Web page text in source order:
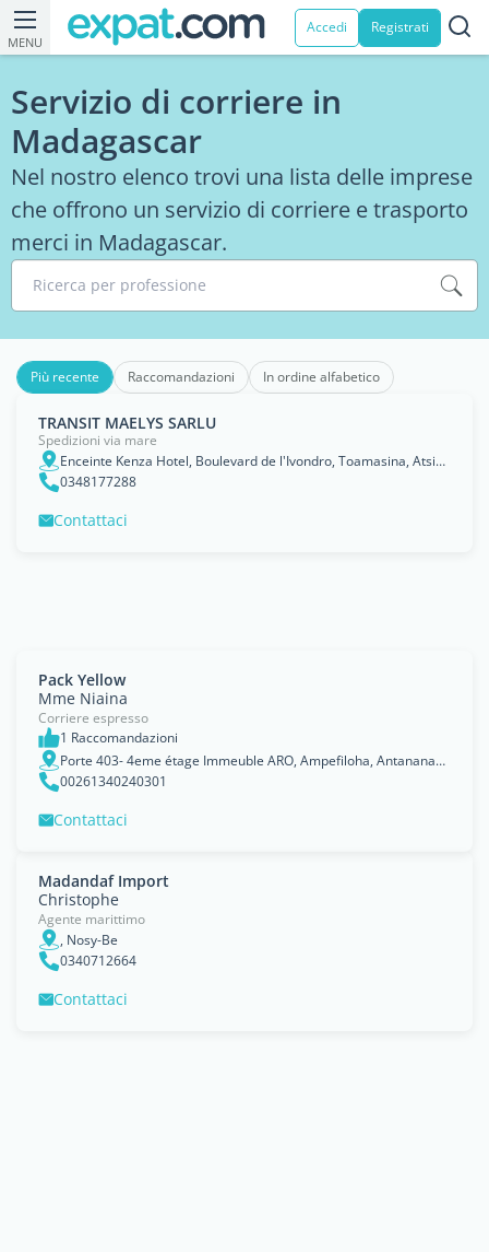
MENU
Accedi Registrati
Servizio di corriere in
Madagascar
Nel nostro elenco trovi una lista delle imprese
che offrono un servizio di corriere e trasporto
merci in Madagascar.
Ricerca per professione
Più recente Raccomandazioni In ordine alfabetico
TRANSIT MAELYS SARLU
Spedizioni via mare
Enceinte Kenza Hotel, Boulevard de l'Ivondro, Toamasina, Atsinanana
0348177288
Contattaci
Pack Yellow
Mme Niaina
Corriere espresso
1 Raccomandazioni
Porte 403- 4eme étage Immeuble ARO, Ampefiloha, Antananarivo,
00261340240301
Contattaci
Madandaf Import
Christophe
Agente marittimo
, Nosy-Be
0340712664
Contattaci